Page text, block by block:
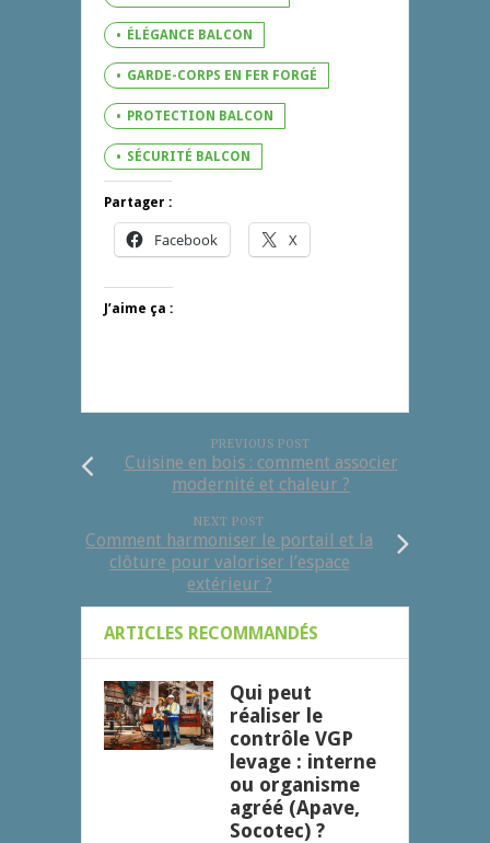
ÉLÉGANCE BALCON
GARDE-CORPS EN FER FORGÉ
PROTECTION BALCON
SÉCURITÉ BALCON
Partager :
Facebook X
J’aime ça :
PREVIOUS POST
Cuisine en bois : comment associer
modernité et chaleur ?
NEXT POST
Comment harmoniser le portail et la
clôture pour valoriser l’espace
extérieur ?
ARTICLES RECOMMANDÉS
Qui peut
réaliser le
contrôle VGP
levage : interne
ou organisme
agréé (Apave,
Socotec) ?